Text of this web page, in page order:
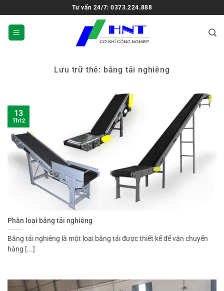
Tư vấn 24/7: 0373.224.888
Lưu trữ thẻ: băng tải nghiêng
Phân loại băng tải nghiêng
Băng tải nghiêng là một loại băng tải được thiết kế để vận chuyển
hàng [...]
13
Th12